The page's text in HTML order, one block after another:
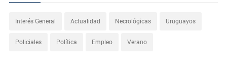
Interés General Actualidad Necrológicas Uruguayos
Policiales Política Empleo Verano